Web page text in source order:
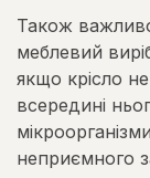
Також
меблевий
якщо крісло
всередині
неприємного